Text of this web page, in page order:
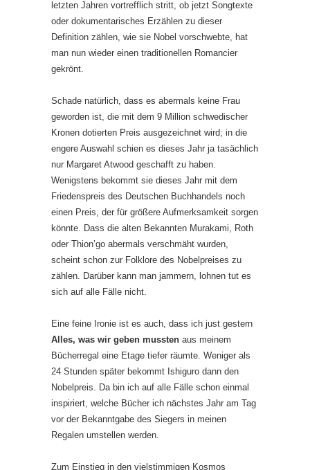
letzten Jahren vortrefflich stritt, ob jetzt Songtexte
oder dokumentarisches Erzählen zu dieser
Definition zählen, wie sie Nobel vorschwebte, hat
man nun wieder einen traditionellen Romancier
gekrönt.
Schade natürlich, dass es abermals keine Frau
geworden ist, die mit dem 9 Million schwedischer
Kronen dotierten Preis ausgezeichnet wird; in die
engere Auswahl schien es dieses Jahr ja tasächlich
nur Margaret Atwood geschafft zu haben.
Wenigstens bekommt sie dieses Jahr mit dem
Friedenspreis des Deutschen Buchhandels noch
einen Preis, der für größere Aufmerksamkeit sorgen
könnte. Dass die alten Bekannten Murakami, Roth
oder Thion’go abermals verschmäht wurden,
scheint schon zur Folklore des Nobelpreises zu
zählen. Darüber kann man jammern, lohnen tut es
sich auf alle Fälle nicht.
Eine feine Ironie ist es auch, dass ich just gestern
Alles, was wir geben mussten aus meinem
Bücherregal eine Etage tiefer räumte. Weniger als
24 Stunden später bekommt Ishiguro dann den
Nobelpreis. Da bin ich auf alle Fälle schon einmal
inspiriert, welche Bücher ich nächstes Jahr am Tag
vor der Bekanntgabe des Siegers in meinen
Regalen umstellen werden.
Zum Einstieg in den vielstimmigen Kosmos